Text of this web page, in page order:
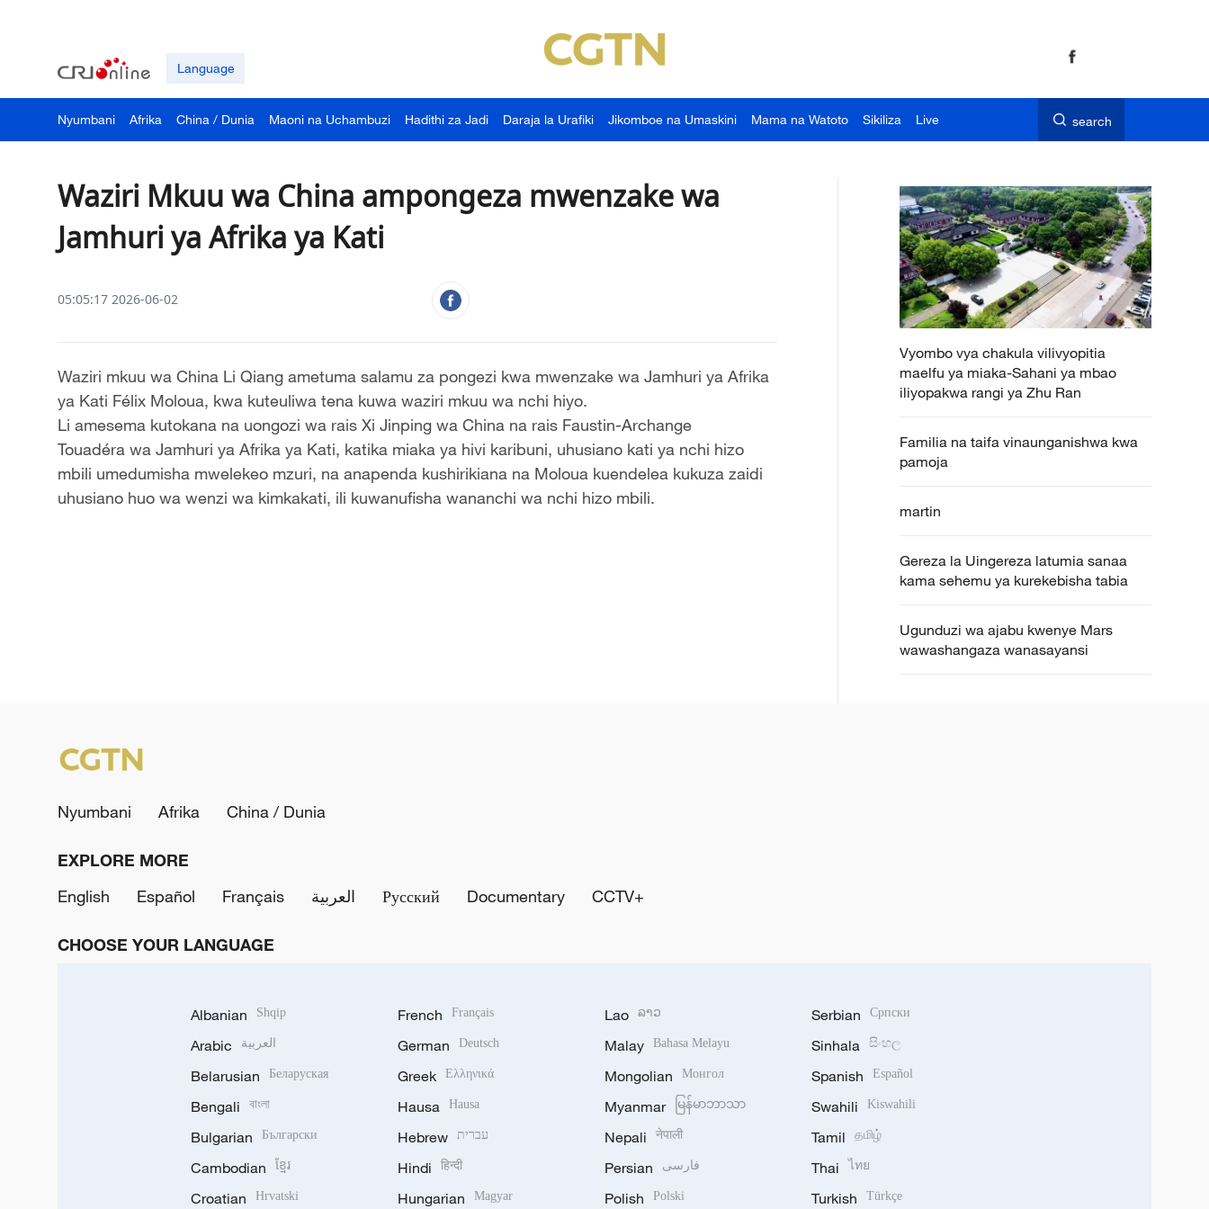
Language
Nyumbani Afrika China / Dunia Maoni na Uchambuzi Hadithi za Jadi Daraja la Urafiki Jikomboe na Umaskini Mama na Watoto Sikiliza Live search
Waziri Mkuu wa China ampongeza mwenzake wa
Jamhuri ya Afrika ya Kati
05:05:17 2026-06-02
Waziri mkuu wa China Li Qiang ametuma salamu za pongezi kwa mwenzake wa Jamhuri ya Afrika
ya Kati Félix Moloua, kwa kuteuliwa tena kuwa waziri mkuu wa nchi hiyo.
Li amesema kutokana na uongozi wa rais Xi Jinping wa China na rais Faustin-Archange
Touadéra wa Jamhuri ya Afrika ya Kati, katika miaka ya hivi karibuni, uhusiano kati ya nchi hizo
mbili umedumisha mwelekeo mzuri, na anapenda kushirikiana na Moloua kuendelea kukuza zaidi
uhusiano huo wa wenzi wa kimkakati, ili kuwanufisha wananchi wa nchi hizo mbili.
Vyombo vya chakula vilivyopitia
maelfu ya miaka-Sahani ya mbao
iliyopakwa rangi ya Zhu Ran
Familia na taifa vinaunganishwa kwa
pamoja
martin
Gereza la Uingereza latumia sanaa
kama sehemu ya kurekebisha tabia
Ugunduzi wa ajabu kwenye Mars
wawashangaza wanasayansi
Nyumbani Afrika China / Dunia
EXPLORE MORE
English
Español Français العربية Русский Documentary CCTV+
CHOOSE YOUR LANGUAGE
Albanian Shqip
Arabic العربية
Belarusian Беларуская
Bengali বাংলা
Bulgarian Български
Cambodian ខ្មែរ
Croatian Hrvatski
French Français
German Deutsch
Greek Ελληνικά
Hausa Hausa
Hebrew עברית
Hindi हिन्दी
Hungarian Magyar
Lao ລາວ
Malay Bahasa Melayu
Mongolian Монгол
Myanmar မြန်မာဘာသာ
Nepali नेपाली
Persian فارسی
Polish Polski
Serbian Српски
Sinhala සිංහල
Spanish Español
Swahili Kiswahili
Tamil தமிழ்
Thai ไทย
Turkish Türkçe